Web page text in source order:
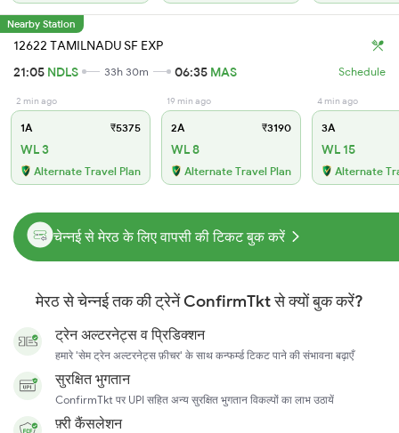
Nearby Station
12622 TAMILNADU SF EXP
21:05 NDLS 33h 30m 06:35 MAS Schedule
2 min ago
1A ₹5375
WL 3
Alternate Travel Plan
19 min ago
2A ₹3190
WL 8
Alternate Travel Plan
4 min ago
3A
WL 15
Alternate
चेन्नई से मेरठ के लिए वापसी की टिकट बुक करें
मेरठ से चेन्नई तक की ट्रेनें ConfirmTkt से क्यों बुक करें?
ट्रेन अल्टरनेट्स व प्रिडिक्शन
हमारे 'सेम ट्रेन अल्टरनेट्स फ़ीचर' के साथ कन्फर्म्ड टिकट पाने की संभावना बढ़ाएँ
सुरक्षित भुगतान
ConfirmTkt पर UPI सहित अन्य सुरक्षित भुगतान विकल्पों का लाभ उठायें
फ़्री कैंसलेशन